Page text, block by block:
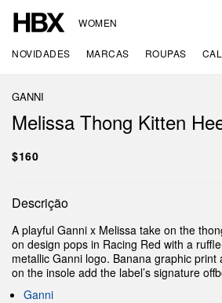
WOMEN
NOVIDADES MARCAS ROUPAS
GANNI
Melissa Thong Kitten
$160
Descrição
A playful Ganni x Melissa take on the
on design pops in Racing Red with a
metallic Ganni logo. Banana graphic
on the insole add the label’s signature
Ganni